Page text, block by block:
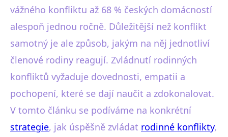
vážného konfliktu až 68 % českých domácností
alespoň jednou ročně. Důležitější než konflikt
samotný je ale způsob, jakým na něj jednotliví
členové rodiny reagují. Zvládnutí rodinných
konfliktů vyžaduje dovednosti, empatii a
pochopení, které se dají naučit a zdokonalovat.
V tomto článku se podíváme na konkrétní
strategie, jak úspěšně zvládat rodinné konflikty,